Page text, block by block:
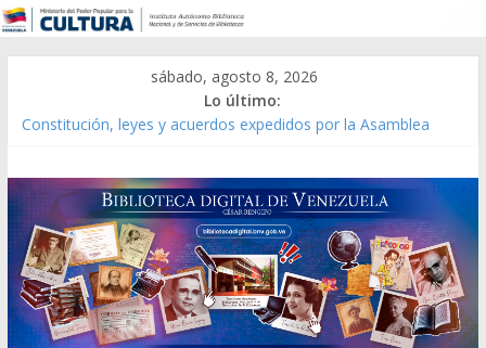
sábado, agosto 8, 2026
Lo último:
Constitución, leyes y acuerdos expedidos por la Asamblea
Modesta Bor Sánchez [material gráfico]
Gaceta Oficial de la República de Venezuela año CXXXIII Mes V,
Caracas 09 de marzo de 2006 N° 38.394
Catálogo temático de obras de Modesta Bor